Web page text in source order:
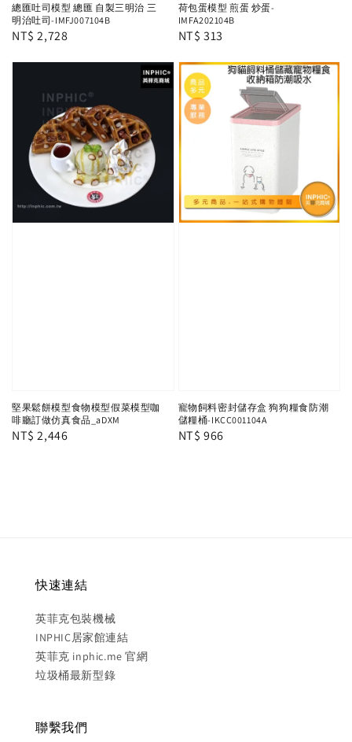
總匯吐司模型 總匯 自製三明治 三
明治吐司-IMFJ007104B
Regular
NT$ 2,728
荷包蛋模型 煎蛋 炒蛋-
IMFA202104B
Regular
NT$ 313
堅果鬆餅模型食物模型假菜模型咖
啡廳訂做仿真食品_aDXM
Regular
NT$ 2,446
寵物飼料密封儲存盒 狗狗糧食防潮
儲糧桶-IKCC001104A
Regular
NT$ 966
快速連結
英菲克包裝機械
INPHIC居家館連結
英菲克 inphic.me 官網
垃圾桶最新型錄
聯繫我們